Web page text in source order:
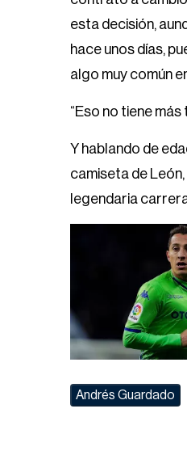
esta decisión,
hace unos días,
algo muy común
“Eso no tiene
Y hablando de
camiseta de
legendaria
Andrés Guardado